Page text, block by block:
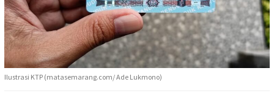
Ilustrasi KTP (matasemarang.com/ Ade Lukmono)